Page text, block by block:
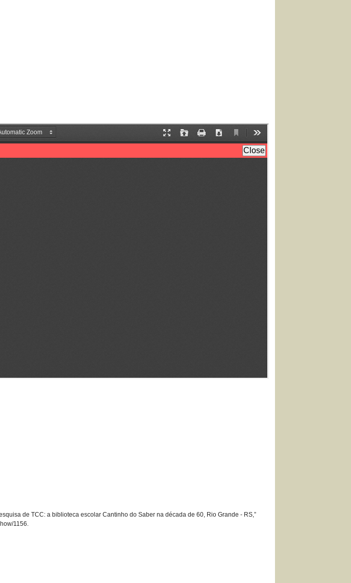
de TCC: a biblioteca escolar Cantinho do Saber na década de 60, Rio Grande - RS,”
1156.